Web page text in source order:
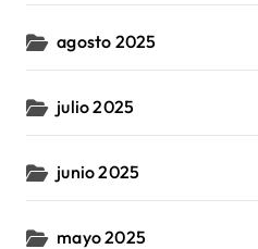
agosto 2025
julio 2025
junio 2025
mayo 2025